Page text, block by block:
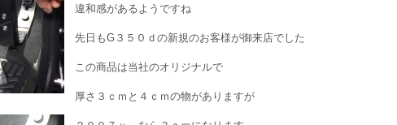
違和感があるようですね
先日もG３５０ｄの新規のお客様が御来店でした
この商品は当社のオリジナルで
厚さ３ｃｍと４ｃｍの物がありますが